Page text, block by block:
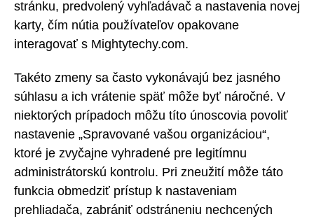
stránku, predvolený vyhľadávač a nastavenia novej
karty, čím nútia používateľov opakovane
interagovať s Mightytechy.com.
Takéto zmeny sa často vykonávajú bez jasného
súhlasu a ich vrátenie späť môže byť náročné. V
niektorých prípadoch môžu títo únoscovia povoliť
nastavenie „Spravované vašou organizáciou“,
ktoré je zvyčajne vyhradené pre legitímnu
administrátorskú kontrolu. Pri zneužití môže táto
funkcia obmedziť prístup k nastaveniam
prehliadača, zabrániť odstráneniu nechcených